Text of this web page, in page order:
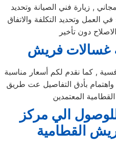
, زيارة فني الصيانة وتحديد
العمل وتحديد التكلفة والاتفاق
دون تأخير
غسالات فريش
, كما نقدم لكم أسعار مناسبة
واهتمام بأدق التفاصيل عت طريق
المعتمدين
الي مركز
القطامية